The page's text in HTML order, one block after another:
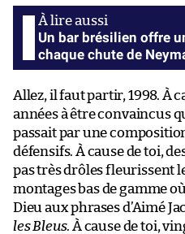
Un bar brésilien offre
chaque chute de
Allez, il faut partir, 1998. À
années à être convaincus
passait par une
défensifs. À cause de toi,
pas très drôles fleurissent
montages bas de gamme
Dieu aux phrases d’Aimé
les Bleus. À cause de toi,